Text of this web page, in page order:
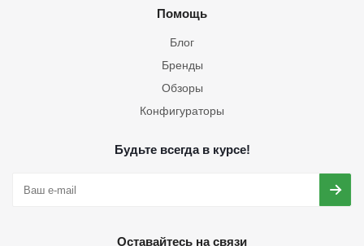
Помощь
Блог
Бренды
Обзоры
Конфигураторы
Будьте всегда в курсе!
Оставайтесь на связи